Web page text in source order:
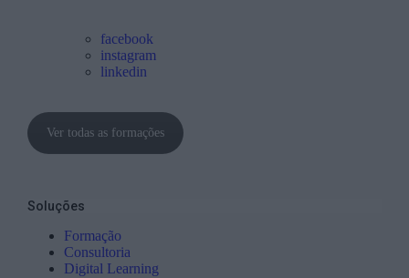
facebook
instagram
linkedin
Ver todas as formações
Soluções
Formação
Consultoria
Digital Learning